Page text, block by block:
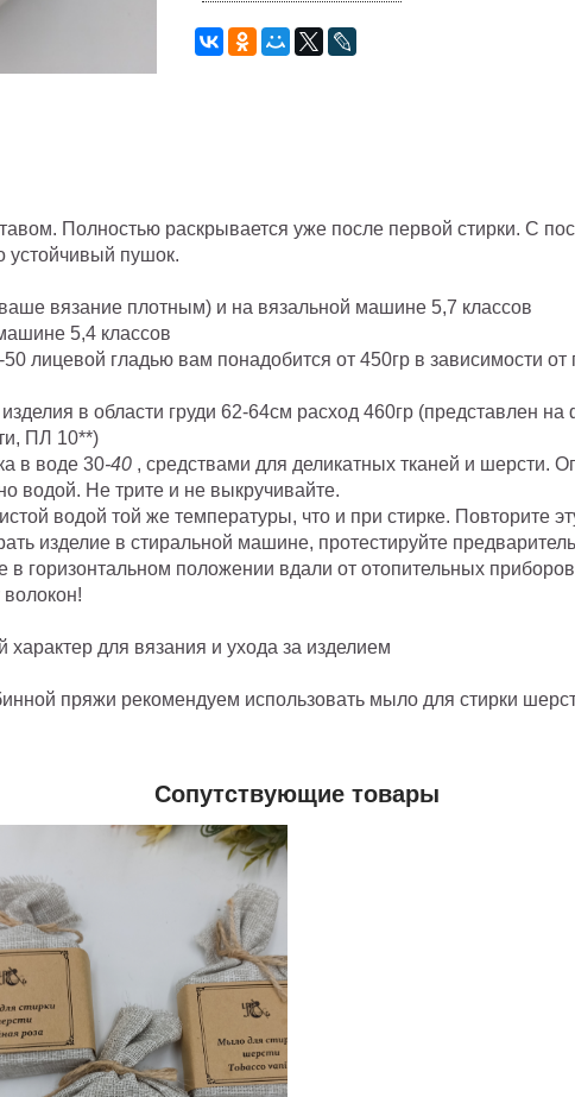
Полностью раскрывается уже после первой стирки. С
устойчивый пушок.
вязание плотным) и на вязальной машине 5,7 классов
5,4 классов
лицевой гладью вам понадобится от 450гр в зависимости
в области груди 62-64см расход 460гр (представлен
ПЛ 10**)
в воде 30-40 , средствами для деликатных тканей и шерсти.
Не трите и не выкручивайте.
водой той же температуры, что и при стирке. Повторите
изделие в стиральной машине, протестируйте
в горизонтальном положении вдали от отопительных
для вязания и ухода за изделием
пряжи рекомендуем использовать мыло для стирки
Сопутствующие товары